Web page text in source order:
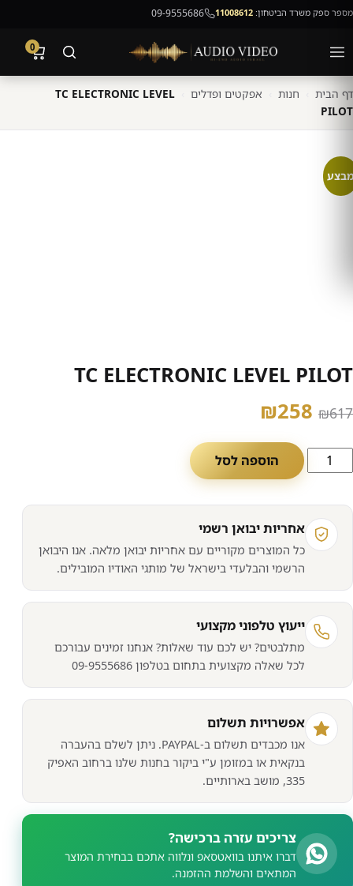
מספר ספק משרד הביטחון: 11008612
09-9555686
0
דף הבית חנות אפקטים ופדלים
TC ELECTRONIC LEVEL
PILOT
TC ELECTRONIC LEVEL PILOT
₪617
המחיר
המקורי
היה:
₪617.
₪258
הנוכחי
הוא:
₪258.
כמות
של
ELECTRONIC
LEVEL
הוספה לסל
אחריות יבואן רשמי
כל המוצרים מקוריים עם אחריות יבואן מלאה. אנו היבואן
הרשמי והבלעדי בישראל של מותגי האודיו המובילים.
ייעוץ טלפוני מקצועי
מתלבטים? יש לכם עוד שאלות? אנחנו זמינים עבורכם
לכל שאלה מקצועית בתחום בטלפון 09-9555686
אפשרויות תשלום
אנו מכבדים תשלום ב-PAYPAL. ניתן לשלם בהעברה
בנקאית או במזומן ע"י ביקור בחנות שלנו ברחוב האפיק
335, מושב בארותיים.
צריכים עזרה ברכישה?
דברו איתנו בוואטסאפ ונלווה אתכם בבחירת המוצר
המתאים והשלמת ההזמנה.